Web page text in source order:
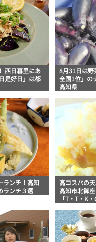
西日暮里にあ
是好日」は都
8月31日は
全国1位」の
高知県
ランチ！高知
ランチ３選
高コスパの
高知市北御
「T・T・K